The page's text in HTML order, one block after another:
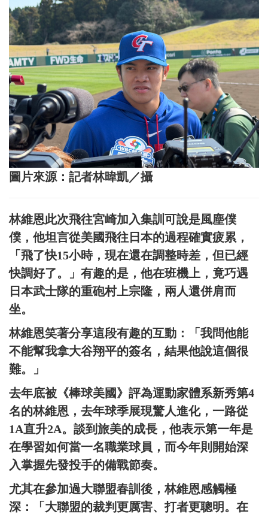
圖片來源：記者林暐凱／攝
林維恩此次飛往宮崎加入集訓可說是風塵僕
僕，他坦言從美國飛往日本的過程確實疲累，
「飛了快15小時，現在還在調整時差，但已經
快調好了。」有趣的是，他在班機上，竟巧遇
日本武士隊的重砲村上宗隆，兩人還併肩而
坐。
林維恩笑著分享這段有趣的互動：「我問他能
不能幫我拿大谷翔平的簽名，結果他說這個很
難。」
去年底被《棒球美國》評為運動家體系新秀第4
名的林維恩，去年球季展現驚人進化，一路從
1A直升2A。談到旅美的成長，他表示第一年是
在學習如何當一名職業球員，而今年則開始深
入掌握先發投手的備戰節奏。
尤其在參加過大聯盟春訓後，林維恩感觸極
深：「大聯盟的裁判更厲害、打者更聰明。在